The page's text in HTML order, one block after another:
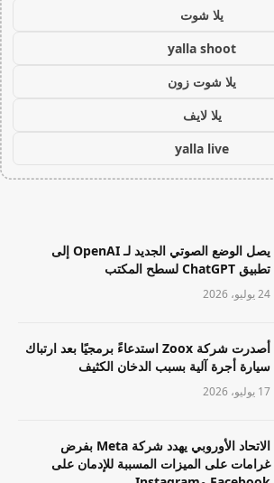
يلا شوت
yalla shoot
يلا شوت زون
يلا لايف
yalla live
يصل الوضع الصوتي الجديد لـ OpenAI إلى
تطبيق ChatGPT لسطح المكتب
24 يوليو، 2026
أصدرت شركة Zoox استدعاءً برمجيًا بعد ارتباك
سيارة أجرة آلية بسبب الدخان الكثيف
17 يوليو، 2026
الاتحاد الأوروبي يهدد شركة Meta بفرض
غرامات على الميزات المسببة للإدمان على